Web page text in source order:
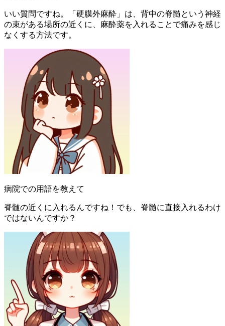
いい質問ですね。「硬膜外麻酔」は、背中の脊髄という神経
の束がある場所の近くに、麻酔薬を入れることで痛みを感じ
なくする方法です。
病院での用語を教えて
脊髄の近くに入れるんですね！でも、脊髄に直接入れるわけ
ではないんですか？